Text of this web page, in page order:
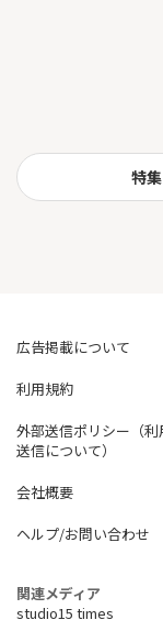
⑥任意の名義でカ
法人名義・部署
特
広告掲載について
利用規約
外部送信ポリシー（利
送信について）
会社概要
ヘルプ/お問い合わせ
関連メディア
studio15 times